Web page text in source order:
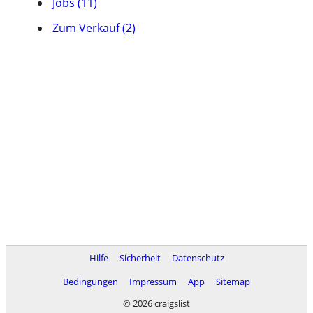
Zum Verkauf (2)
Hilfe Sicherheit
Datenschutz
Bedingungen
Impressum App
Sitemap
© 2026 craigslist